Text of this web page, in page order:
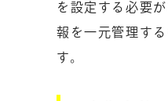
を設定する必要
報を一元管理す
す。